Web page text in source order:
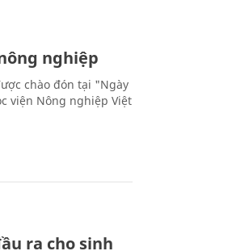
nghiệp
chào đón tại "Ngày
viện Nông nghiệp Việt
ra cho sinh